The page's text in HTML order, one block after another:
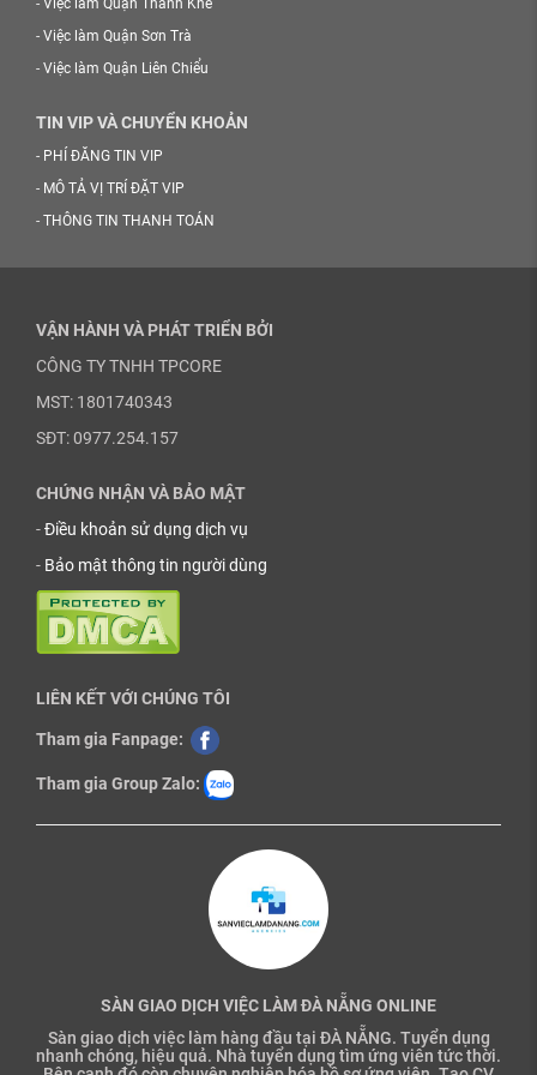
- Việc làm Quận Thanh Khê
- Việc làm Quận Sơn Trà
- Việc làm Quận Liên Chiểu
TIN VIP VÀ CHUYỂN KHOẢN
- PHÍ ĐĂNG TIN VIP
- MÔ TẢ VỊ TRÍ ĐẶT VIP
- THÔNG TIN THANH TOÁN
VẬN HÀNH VÀ PHÁT TRIỂN BỞI
CÔNG TY TNHH TPCORE
MST: 1801740343
SĐT: 0977.254.157
CHỨNG NHẬN VÀ BẢO MẬT
-Điều khoản sử dụng dịch vụ
- Bảo mật thông tin người dùng
LIÊN KẾT VỚI CHÚNG TÔI
Tham gia Fanpage:
Tham gia Group Zalo:
SÀN GIAO DỊCH VIỆC LÀM ĐÀ NẴNG ONLINE
Sàn giao dịch việc làm hàng đầu tại ĐÀ NẴNG. Tuyển dụng
nhanh chóng, hiệu quả. Nhà tuyển dụng tìm ứng viên tức thời.